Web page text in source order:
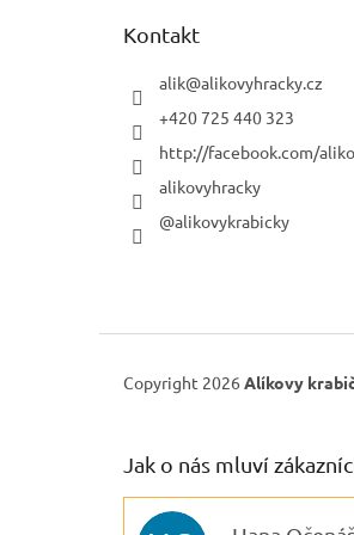
Kontakt
alik@alikovyhracky.cz
+420 725 440 323
http://facebook.com/
alikovyhracky
@alikovykrabicky
Copyright 2026 Alíkovy
Jak o nás mluví